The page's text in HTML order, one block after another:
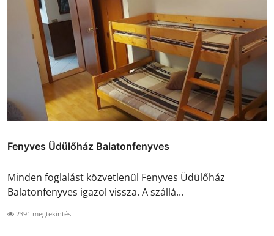
Fenyves Üdülőház Balatonfenyves
Minden foglalást közvetlenül Fenyves Üdülőház
Balatonfenyves igazol vissza. A szállá...
2391 megtekintés